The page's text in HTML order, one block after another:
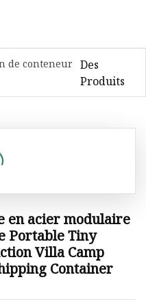
de conteneur
Des
Produits
en acier modulaire
Portable Tiny
Villa Camp
Container